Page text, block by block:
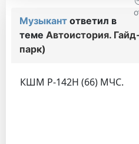
Музыкант ответил в
теме Автоистория.
парк)
КШМ Р-142Н (66) МЧС.